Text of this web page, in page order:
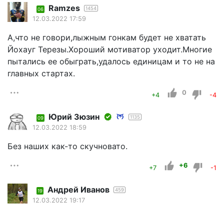
06 Ramzes 1454
12.03.2022 17:59
А,что не говори,лыжным гонкам будет не хватать
Йохауг Терезы.Хороший мотиватор уходит.Многие
пытались ее обыграть,удалось единицам и то не на
главных стартах.
+4 0 -4
09 Юрий Зюзин 1135
12.03.2022 18:59
Без наших как-то скучновато.
+7 +6 -1
19 Андрей Иванов 459
12.03.2022 19:17